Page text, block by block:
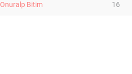
Onuralp Bitim 16